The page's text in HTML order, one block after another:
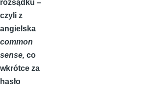
rozsądku –
czyli z
angielska
common
sense, co
wkrótce za
hasło